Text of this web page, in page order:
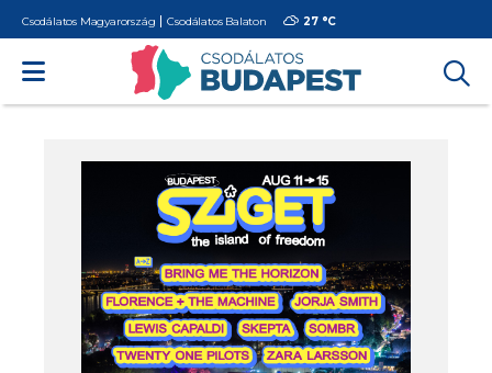
Csodálatos Magyarország Csodálatos Balaton 27 °C